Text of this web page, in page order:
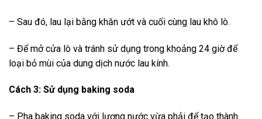
– Sau đó, lau lại bằng khăn ướt và cuối cùng lau khô lò.
– Để mở cửa lò và tránh sử dụng trong khoảng 24 giờ để
loại bỏ mùi của dung dịch nước lau kính.
Cách 3: Sử dụng baking soda
– Pha baking soda với lượng nước vừa phải để tạo thành